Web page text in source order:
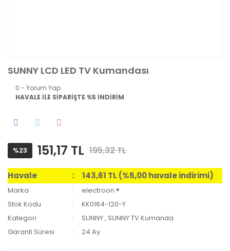
SUNNY LCD LED TV Kumandası
0 - Yorum Yap
HAVALE İLE SİPARİŞTE %5 İNDİRİM
%23 151,17 TL 195,32 TL
Havale 143,61 TL (%5,00 havale indirimi)
Marka
electroon ®
Stok Kodu
KK0164-120-Y
Kategori
SUNNY,SUNNY TV Kumanda
Garanti Süresi
24 Ay